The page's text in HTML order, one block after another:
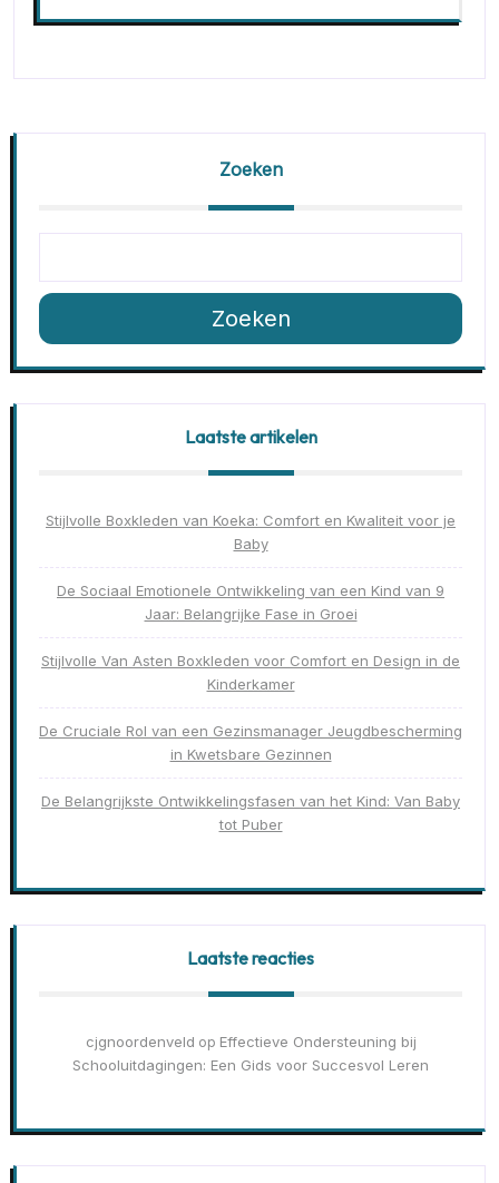
Zoeken
Zoeken
Laatste artikelen
Stijlvolle Boxkleden van Koeka: Comfort en Kwaliteit voor je
Baby
De Sociaal Emotionele Ontwikkeling van een Kind van 9
Jaar: Belangrijke Fase in Groei
Stijlvolle Van Asten Boxkleden voor Comfort en Design in de
Kinderkamer
De Cruciale Rol van een Gezinsmanager Jeugdbescherming
in Kwetsbare Gezinnen
De Belangrijkste Ontwikkelingsfasen van het Kind: Van Baby
tot Puber
Laatste reacties
cjgnoordenveld op Effectieve Ondersteuning bij
Schooluitdagingen: Een Gids voor Succesvol Leren